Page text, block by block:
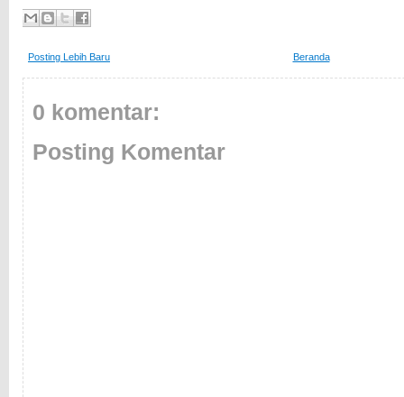
Posting Lebih Baru Beranda
0 komentar:
Posting Komentar